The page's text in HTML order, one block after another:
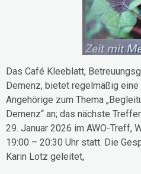
Das Café Kleeblatt,
Demenz, bietet regelmäßig
Angehörige zum Thema
Demenz“ an; das nächste
29. Januar 2026 im AWO-Treff,
19:00 – 20:30 Uhr statt. Die
Karin Lotz geleitet,